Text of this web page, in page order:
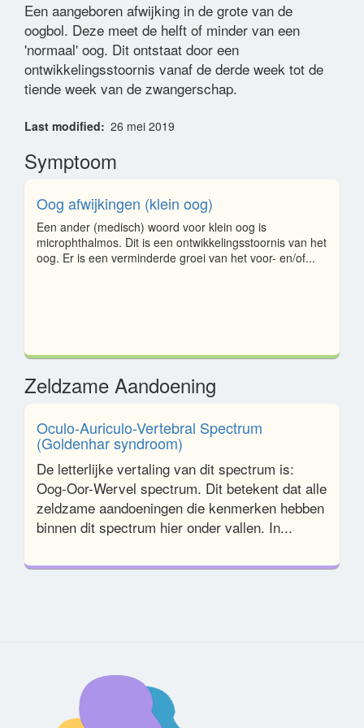
Woordenlijst
Contact
Een aangeboren afwijking in de grote van de
oogbol. Deze meet de helft of minder van een
'normaal' oog. Dit ontstaat door een
ontwikkelingsstoornis vanaf de derde week tot de
tiende week van de zwangerschap.
Last modified 26 mei 2019
Symptoom
Oog afwijkingen (klein oog)
Een ander (medisch) woord voor klein oog is
microphthalmos. Dit is een ontwikkelingsstoornis van het
oog. Er is een verminderde groei van het voor- en/of...
Zeldzame Aandoening
Oculo-Auriculo-Vertebral Spectrum
(Goldenhar syndroom)
De letterlijke vertaling van dit spectrum is:
Oog-Oor-Wervel spectrum. Dit betekent dat alle
zeldzame aandoeningen die kenmerken hebben
binnen dit spectrum hier onder vallen. In...